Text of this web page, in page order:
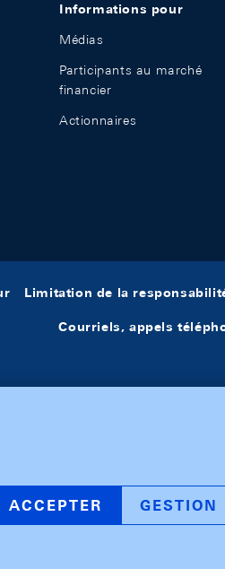
Informations pour
Médias
Participants au marché
financier
Actionnaires
Limitation de la
Courriels, appels
ACCEPTER GESTION